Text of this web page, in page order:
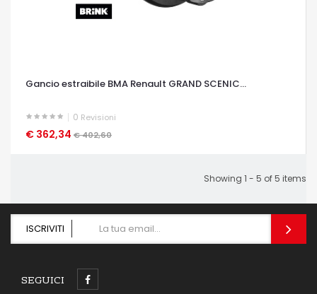
Gancio estraibile BMA Renault GRAND SCENIC...
0 Revisioni
€ 362,34 € 402,60
OCCHIATA VELOCE
Showing 1 - 5 of 5 items
ISCRIVITI
SEGUICI